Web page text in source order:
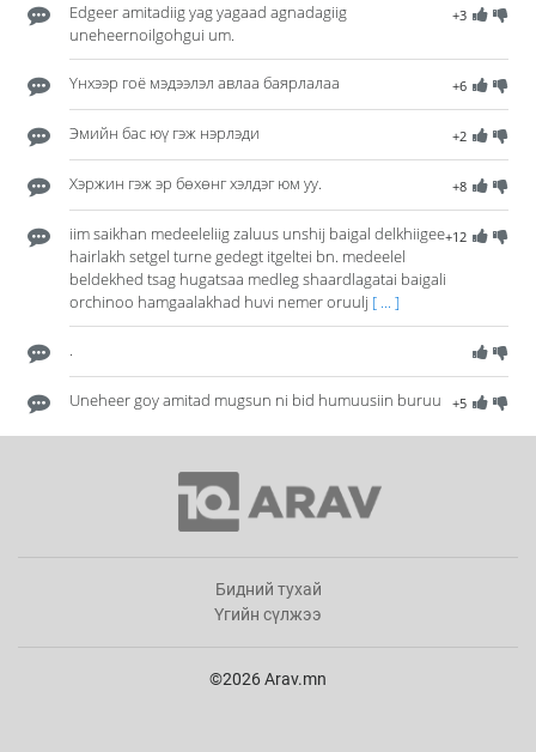
+3
Edgeer amitadiig yag yagaad agnadagiig
uneheernoilgohgui um.
+6
Үнхээр гоё мэдээлэл авлаа баярлалаа
+2
Эмийн бас юү гэж нэрлэди
+8
Хэржин гэж эр бөхөнг хэлдэг юм уу.
+12
iim saikhan medeeleliig zaluus unshij baigal delkhiigee
hairlakh setgel turne gedegt itgeltei bn. medeelel
beldekhed tsag hugatsaa medleg shaardlagatai baigali
orchinoo hamgaalakhad huvi nemer oruulj [ ... ]
.
+5
Uneheer goy amitad mugsun ni bid humuusiin buruu
Бидний тухай
Үгийн сүлжээ
©2026 Arav.mn